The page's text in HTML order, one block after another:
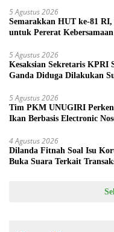
5 Agustus 2026
Semarakkan HUT ke-81
untuk Pererat
5 Agustus 2026
Kesaksian Sekretaris KPRI
Ganda Diduga Dilakukan
5 Agustus 2026
Tim PKM UNUGIRI
Ikan Berbasis Electronic
4 Agustus 2026
Dilanda Fitnah Soal Isu
Buka Suara Terkait